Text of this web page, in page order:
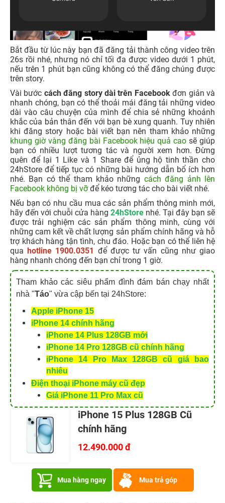
Bắt đầu từ lúc này bạn đã đăng tải thành công video trên
26s rồi nhé, nhưng nó chỉ tối đa được video dưới 1 phút,
nếu trên 1 phút bạn cũng không có thể đăng chúng được
trên story.
Vài bước cách đăng story dài trên Facebookđơn giản và
nhanh chóng, bạn có thể thoải mái đăng tải những video
dài vào câu chuyện của mình để chia sẻ những khoảnh
khắc của bản thân đến với bạn bè xung quanh. Tuy nhiên
khi đăng story hoặc bài viết bạn nên tham khảo những
khung giờ vàng đăng bài Facebook hiệu quả cao sẽ giúp
bạn có nhiều lượt tương tác và người xem hơn. Đừng
quên để lại 1 Like và 1 Share để ủng hộ tinh thần cho
24hStore để tiếp tục có những bài hướng dẫn bổ ích hơn
nhé. Bạn có thể tham khảo những cách đăng ảnh lên
Facebook không bị vỡđể kéo tương tác cho bài viết nhé.
Nếu bạn có nhu cầu mua các sản phẩm thông minh mới,
hãy đến với chuỗi cửa hàng 24hStore nhé. Tại đây bạn sẽ
được trải nghiệm các sản phẩm thông minh, cùng với
những cam kết về chất lượng sản phẩm chính hãng và hỗ
trợ khách hàng tận tình, chu đáo. Hoặc bạn có thể liên hệ
qua hotline 1900.0351 để được tư vấn cũng như giao
hàng nhanh chóng đến bạn chỉ trong 1 giờ.
Tham khảo các siêu phẩm đình đám bán chạy nhất
nhà "Táo" vừa cập bến tại 24hStore:
Apple iPhone 15
iPhone 14 chính hãng
iPhone 14 Plus 128GB mới
iPhone 14 Pro 128GB cũ chính hãng
iPhone 14 Pro Max 128GB cũ giá bao
nhiêu
Điện thoại iPhone máy cũ đẹp
Giá iPhone 11 Pro Max cũ
iPhone 15 Plus 128GB Cũ
chính hãng
12.490.000 đ
Mua hàng ngay Mua trả góp